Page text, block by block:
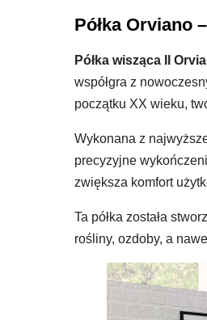
Półka Orviano
Półka wisząca II
współgra z
początku XX wieku,
Wykonana z
precyzyjne
zwiększa komfort
Ta półka została
rośliny, ozdoby, a